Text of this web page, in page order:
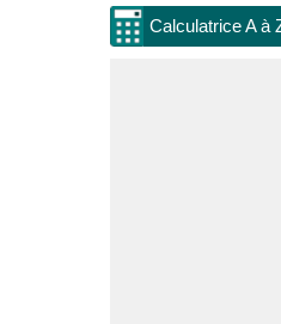
Calculatrice A à